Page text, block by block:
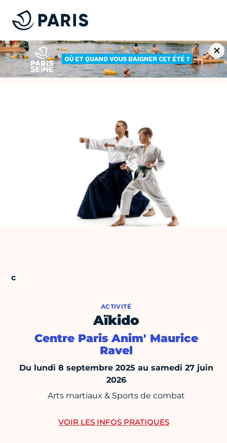
ACTIVITÉ
Aïkido
Centre Paris Anim' Maurice
Ravel
Du lundi 8 septembre 2025 au samedi 27 juin
2026
Arts martiaux & Sports de combat
VOIR LES INFOS PRATIQUES